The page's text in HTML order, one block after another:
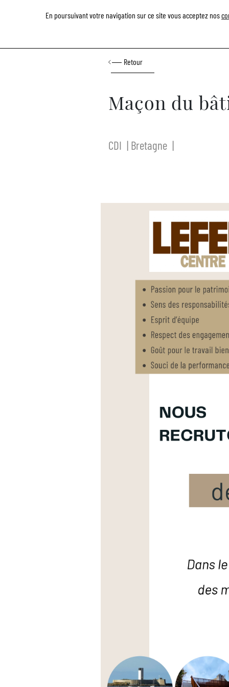
En poursuivant votre navigation sur ce site vous acceptez nos
Retour
Maçon du
CDI Bretagne